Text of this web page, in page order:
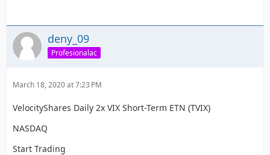
deny_09
Profesionalac
March 18, 2020 at 7:23 PM
VelocityShares Daily 2x VIX Short-Term ETN (TVIX)
NASDAQ
Start Trading